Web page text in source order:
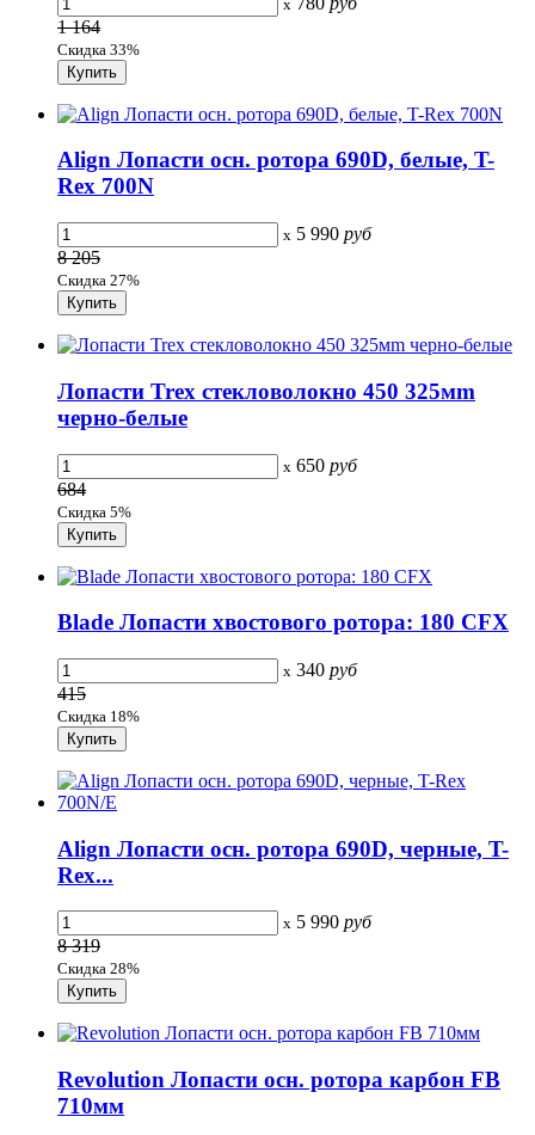
x
1 164
Скидка 33%
Align Лопасти осн. ротора 690D, белые, T-
Rex 700N
x 5 990 руб
8 205
Скидка 27%
Лопасти Trex стекловолокно 450 325мm
черно-белые
x 650 руб
684
Скидка 5%
Blade Лопасти хвостового ротора: 180 CFX
x 340 руб
415
Скидка 18%
Align Лопасти осн. ротора 690D, черные, T-
Rex...
x 5 990 руб
8 319
Скидка 28%
Revolution Лопасти осн. ротора карбон FB
710мм